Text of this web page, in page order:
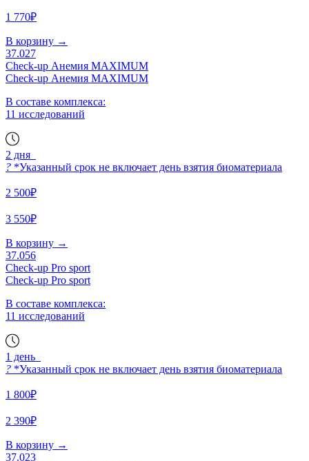
1 770₽
В корзину →
37.027
Check-up Анемия MAXIMUM
Check-up Анемия MAXIMUM
В составе комплекса:
11 исследований
2 дня
? *Указанный срок не включает день взятия биоматериала
2 500₽
3 550₽
В корзину →
37.056
Check-up Pro sport
Check-up Pro sport
В составе комплекса:
11 исследований
1 день
? *Указанный срок не включает день взятия биоматериала
1 800₽
2 390₽
В корзину →
37.023